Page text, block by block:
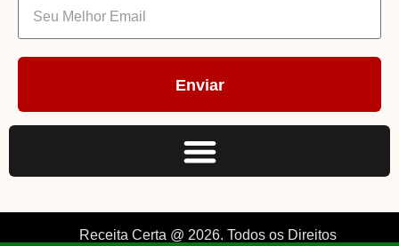
Enviar
Receita Certa @ 2026. Todos os Direitos